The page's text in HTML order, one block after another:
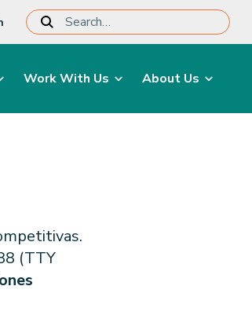
Work With Us About Us
(TTY